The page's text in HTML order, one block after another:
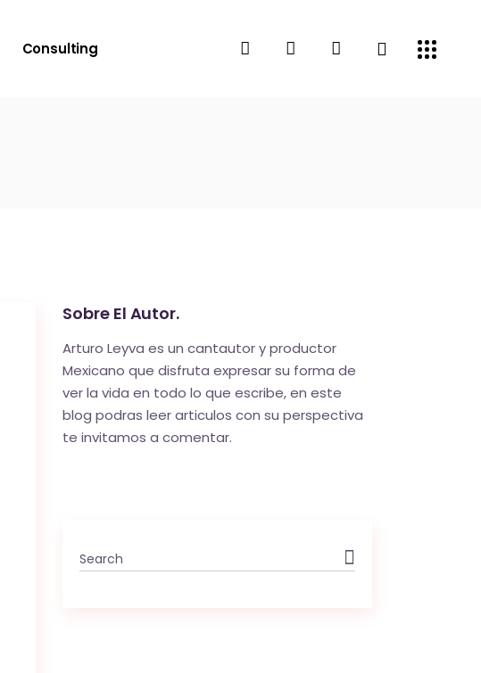
Consulting
Sobre El Autor.
Arturo Leyva es un cantautor y productor
Mexicano que disfruta expresar su forma de
ver la vida en todo lo que escribe, en este
blog podras leer articulos con su perspectiva
te invitamos a comentar.
Search
for: